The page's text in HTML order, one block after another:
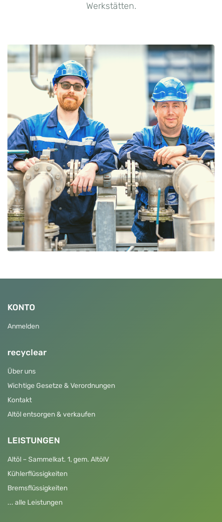
Werkstätten.
KONTO
Anmelden
recyclear
Über uns
Wichtige Gesetze & Verordnungen
Kontakt
Altöl entsorgen & verkaufen
LEISTUNGEN
Altöl – Sammelkat. 1, gem. AltölV
Kühlerflüssigkeiten
Bremsflüssigkeiten
... alle Leistungen